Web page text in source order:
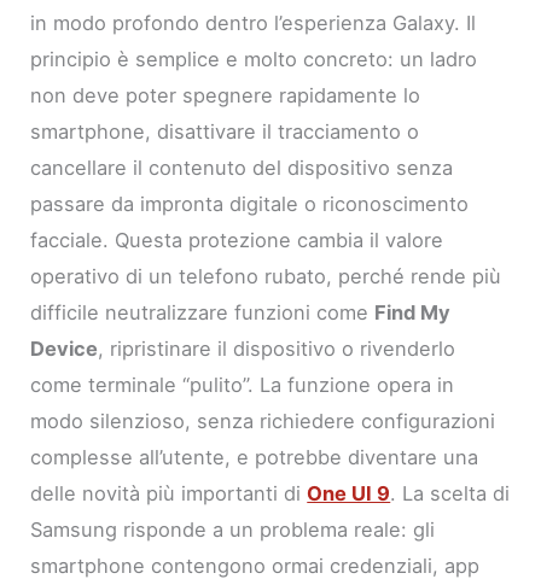
in modo profondo dentro l’esperienza Galaxy. Il
principio è semplice e molto concreto: un ladro
non deve poter spegnere rapidamente lo
smartphone, disattivare il tracciamento o
cancellare il contenuto del dispositivo senza
passare da impronta digitale o riconoscimento
facciale. Questa protezione cambia il valore
operativo di un telefono rubato, perché rende più
difficile neutralizzare funzioni come Find My
Device, ripristinare il dispositivo o rivenderlo
come terminale “pulito”. La funzione opera in
modo silenzioso, senza richiedere configurazioni
complesse all’utente, e potrebbe diventare una
delle novità più importanti diOne UI 9. La scelta di
Samsung risponde a un problema reale: gli
smartphone contengono ormai credenziali, app